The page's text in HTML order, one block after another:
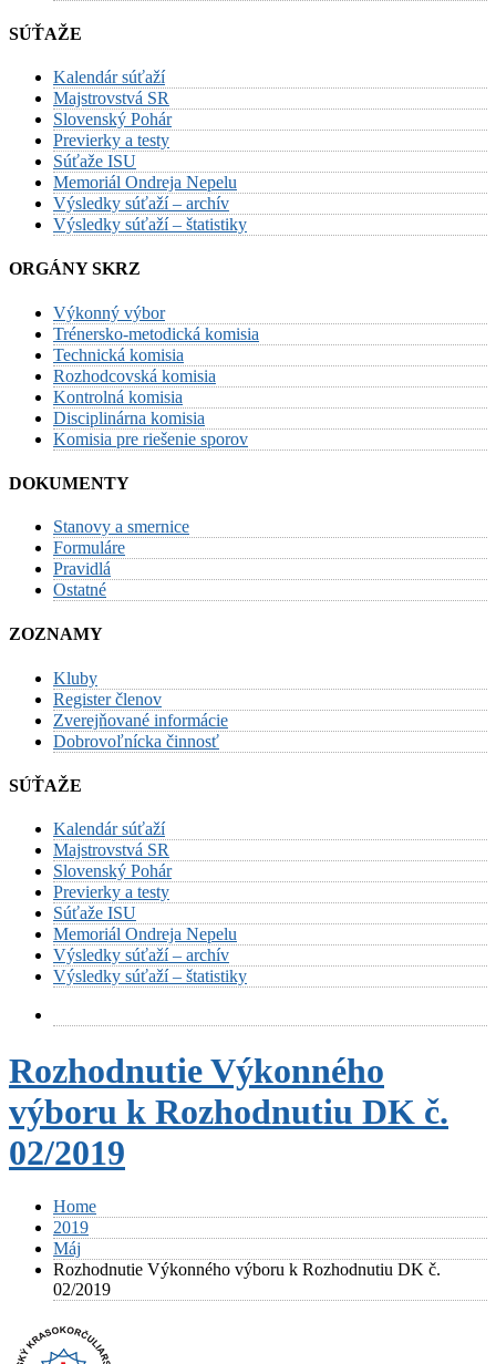
SÚŤAŽE
Kalendár súťaží
Majstrovstvá SR
Slovenský Pohár
Previerky a testy
Súťaže ISU
Memoriál Ondreja Nepelu
Výsledky súťaží – archív
Výsledky súťaží – štatistiky
ORGÁNY SKRZ
Výkonný výbor
Trénersko-metodická komisia
Technická komisia
Rozhodcovská komisia
Kontrolná komisia
Disciplinárna komisia
Komisia pre riešenie sporov
DOKUMENTY
Stanovy a smernice
Formuláre
Pravidlá
Ostatné
ZOZNAMY
Kluby
Register členov
Zverejňované informácie
Dobrovoľnícka činnosť
SÚŤAŽE
Kalendár súťaží
Majstrovstvá SR
Slovenský Pohár
Previerky a testy
Súťaže ISU
Memoriál Ondreja Nepelu
Výsledky súťaží – archív
Výsledky súťaží – štatistiky
Rozhodnutie Výkonného
výboru k Rozhodnutiu DK č.
02/2019
Home
2019
Máj
Rozhodnutie Výkonného výboru k Rozhodnutiu DK č.
02/2019